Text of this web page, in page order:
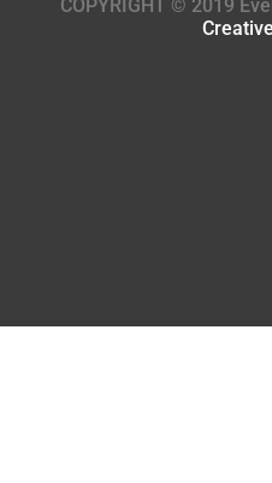
COPYRIGHT © 2019